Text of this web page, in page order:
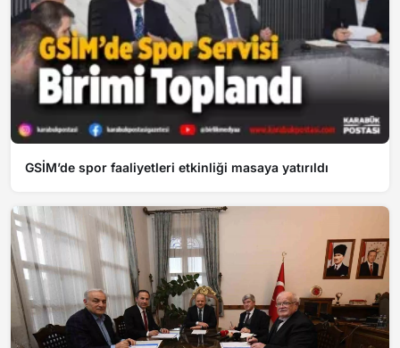
GSİM’de spor faaliyetleri etkinliği masaya yatırıldı